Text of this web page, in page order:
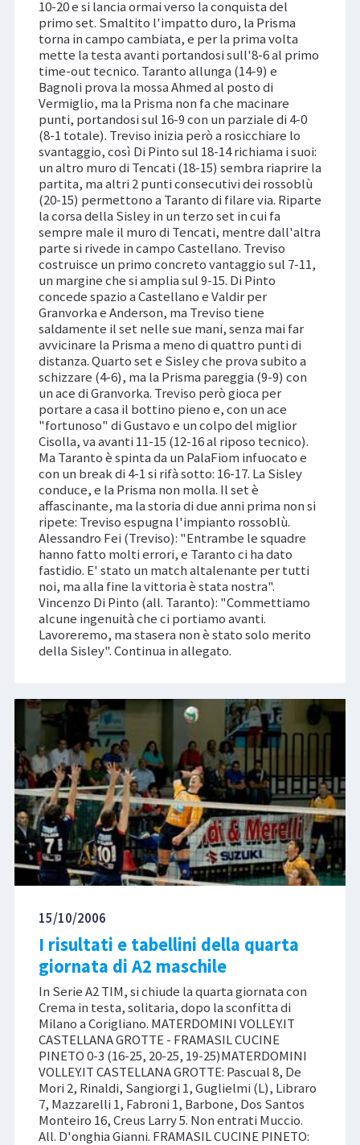
10-20 e si lancia ormai verso la conquista del
primo set. Smaltito l'impatto duro, la Prisma
torna in campo cambiata, e per la prima volta
mette la testa avanti portandosi sull'8-6 al primo
time-out tecnico. Taranto allunga (14-9) e
Bagnoli prova la mossa Ahmed al posto di
Vermiglio, ma la Prisma non fa che macinare
punti, portandosi sul 16-9 con un parziale di 4-0
(8-1 totale). Treviso inizia però a rosicchiare lo
svantaggio, così Di Pinto sul 18-14 richiama i suoi:
un altro muro di Tencati (18-15) sembra riaprire la
partita, ma altri 2 punti consecutivi dei rossoblù
(20-15) permettono a Taranto di filare via. Riparte
la corsa della Sisley in un terzo set in cui fa
sempre male il muro di Tencati, mentre dall'altra
parte si rivede in campo Castellano. Treviso
costruisce un primo concreto vantaggio sul 7-11,
un margine che si amplia sul 9-15. Di Pinto
concede spazio a Castellano e Valdir per
Granvorka e Anderson, ma Treviso tiene
saldamente il set nelle sue mani, senza mai far
avvicinare la Prisma a meno di quattro punti di
distanza. Quarto set e Sisley che prova subito a
schizzare (4-6), ma la Prisma pareggia (9-9) con
un ace di Granvorka. Treviso però gioca per
portare a casa il bottino pieno e, con un ace
"fortunoso" di Gustavo e un colpo del miglior
Cisolla, va avanti 11-15 (12-16 al riposo tecnico).
Ma Taranto è spinta da un PalaFiom infuocato e
con un break di 4-1 si rifà sotto: 16-17. La Sisley
conduce, e la Prisma non molla. Il set è
affascinante, ma la storia di due anni prima non si
ripete: Treviso espugna l'impianto rossoblù.
Alessandro Fei (Treviso): "Entrambe le squadre
hanno fatto molti errori, e Taranto ci ha dato
fastidio. E' stato un match altalenante per tutti
noi, ma alla fine la vittoria è stata nostra".
Vincenzo Di Pinto (all. Taranto): "Commettiamo
alcune ingenuità che ci portiamo avanti.
Lavoreremo, ma stasera non è stato solo merito
della Sisley". Continua in allegato.
15/10/2006
I risultati e tabellini della quarta
giornata di A2 maschile
In Serie A2 TIM, si chiude la quarta giornata con
Crema in testa, solitaria, dopo la sconfitta di
Milano a Corigliano. MATERDOMINI VOLLEY.IT
CASTELLANA GROTTE - FRAMASIL CUCINE
PINETO 0-3 (16-25, 20-25, 19-25)MATERDOMINI
VOLLEY.IT CASTELLANA GROTTE: Pascual 8, De
Mori 2, Rinaldi, Sangiorgi 1, Guglielmi (L), Libraro
7, Mazzarelli 1, Fabroni 1, Barbone, Dos Santos
Monteiro 16, Creus Larry 5. Non entrati Muccio.
All. D'onghia Gianni. FRAMASIL CUCINE PINETO: